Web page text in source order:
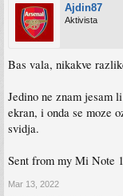
Ajdin87
Aktivista
Bas vala, nikakve
Jedino ne znam jesam
ekran, i onda se moze
svidja.
Sent from my Mi Note
Mar 13, 2022